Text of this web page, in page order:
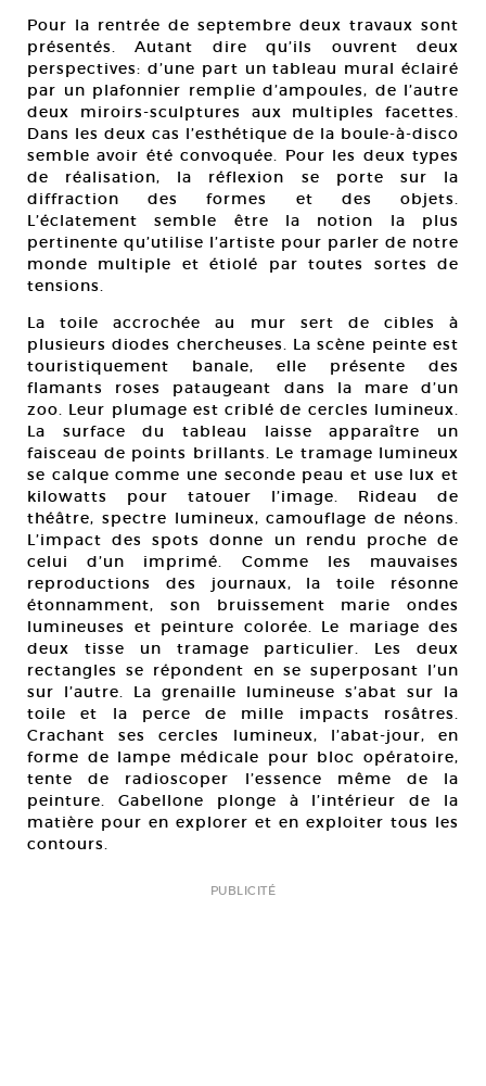
Pour la rentrée de septembre deux travaux sont
présentés. Autant dire qu’ils ouvrent deux
perspectives: d’une part un tableau mural éclairé
par un plafonnier remplie d’ampoules, de l’autre
deux miroirs-sculptures aux multiples facettes.
Dans les deux cas l’esthétique de la boule-à-disco
semble avoir été convoquée. Pour les deux types
de réalisation, la réflexion se porte sur la
diffraction des formes et des objets.
L’éclatement semble être la notion la plus
pertinente qu’utilise l’artiste pour parler de notre
monde multiple et étiolé par toutes sortes de
tensions.
La toile accrochée au mur sert de cibles à
plusieurs diodes chercheuses. La scène peinte est
touristiquement banale, elle présente des
flamants roses pataugeant dans la mare d’un
zoo. Leur plumage est criblé de cercles lumineux.
La surface du tableau laisse apparaître un
faisceau de points brillants. Le tramage lumineux
se calque comme une seconde peau et use lux et
kilowatts pour tatouer l’image. Rideau de
théâtre, spectre lumineux, camouflage de néons.
L’impact des spots donne un rendu proche de
celui d’un imprimé. Comme les mauvaises
reproductions des journaux, la toile résonne
étonnamment, son bruissement marie ondes
lumineuses et peinture colorée. Le mariage des
deux tisse un tramage particulier. Les deux
rectangles se répondent en se superposant l’un
sur l’autre. La grenaille lumineuse s’abat sur la
toile et la perce de mille impacts rosâtres.
Crachant ses cercles lumineux, l’abat-jour, en
forme de lampe médicale pour bloc opératoire,
tente de radioscoper l’essence même de la
peinture. Gabellone plonge à l’intérieur de la
matière pour en explorer et en exploiter tous les
contours.
PUBLICITÉ